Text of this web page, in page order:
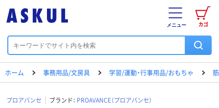
カゴ
メニュー
ホーム 事務用品/文房具 学習/運動・行事用品/おもちゃ
プロアバンセ ブランド： PROAVANCE（プロアバンセ）